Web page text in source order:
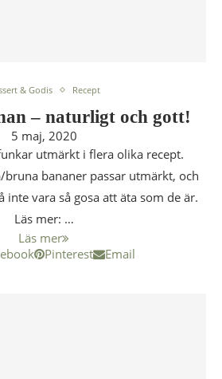
& Godis Recept
– naturligt och gott!
5 maj, 2020
utmärkt i flera olika recept.
bananer passar utmärkt, och
inte vara så gosa att äta som de är.
Läs mer: …
Läs mer
Pinterest Email